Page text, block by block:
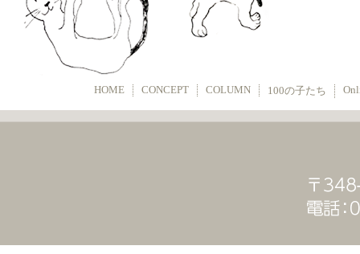
HOME CONCEPT COLUMN 100の子たち